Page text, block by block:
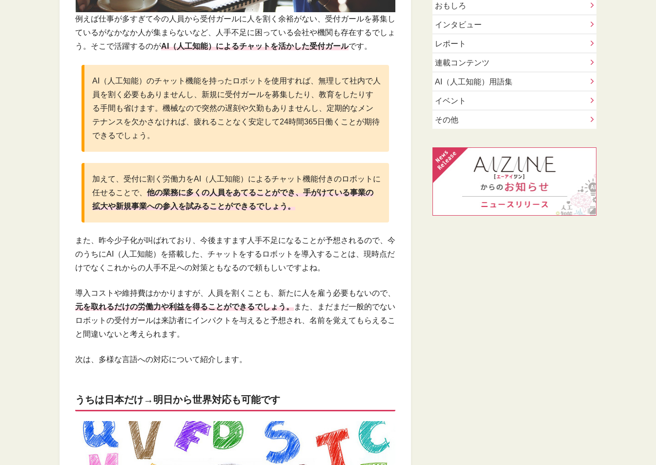
例えば仕事が多すぎて今の人員から受付ガールに人を割く余裕がない、受付ガールを募集し
ているがなかなか人が集まらないなど、人手不足に困っている会社や機関も存在するでしょ
う。そこで活躍するのがAI（人工知能）によるチャットを活かした受付ガールです。
AI（人工知能）のチャット機能を持ったロボットを使用すれば、無理して社内で人
員を割く必要もありませんし、新規に受付ガールを募集したり、教育をしたりす
る手間も省けます。機械なので突然の遅刻や欠勤もありませんし、定期的なメン
テナンスを欠かさなければ、疲れることなく安定して24時間365日働くことが期待
できるでしょう。
加えて、受付に割く労働力をAI（人工知能）によるチャット機能付きのロボットに
任せることで、他の業務に多くの人員をあてることができ、手がけている事業の
拡大や新規事業への参入を試みることができるでしょう。
また、昨今少子化が叫ばれており、今後ますます人手不足になることが予想されるので、今
のうちにAI（人工知能）を搭載した、チャットをするロボットを導入することは、現時点だ
けでなくこれからの人手不足への対策ともなるので頼もしいですよね。
導入コストや維持費はかかりますが、人員を割くことも、新たに人を雇う必要もないので、
元を取れるだけの労働力や利益を得ることができるでしょう。また、まだまだ一般的でない
ロボットの受付ガールは来訪者にインパクトを与えると予想され、名前を覚えてもらえるこ
と間違いないと考えられます。
次は、多様な言語への対応について紹介します。
うちは日本だけ→明日から世界対応も可能です
おもしろ
インタビュー
レポート
連載コンテンツ
AI（人工知能）用語集
イベント
その他